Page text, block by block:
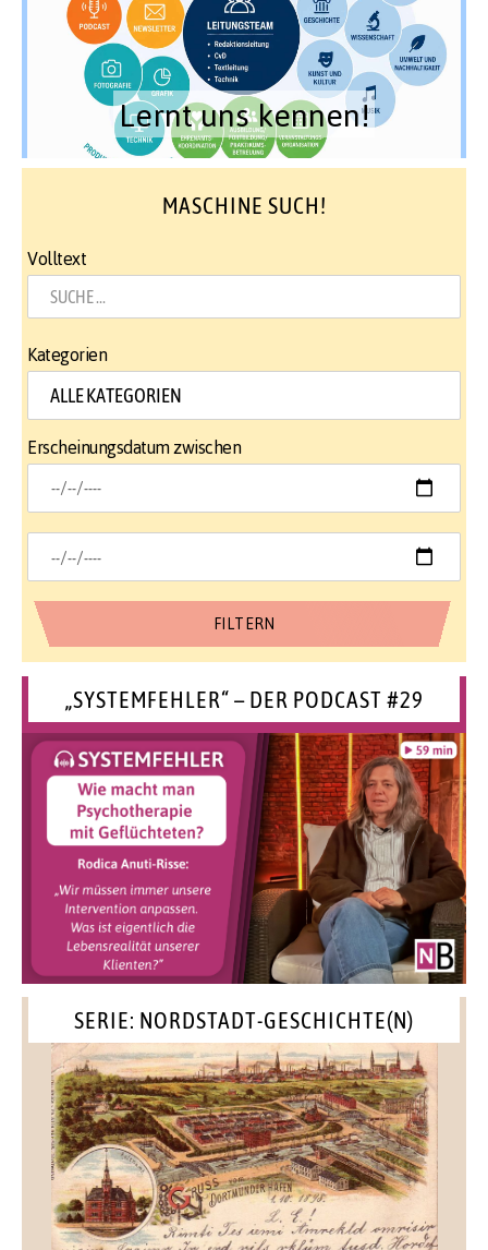
Lernt uns kennen!
MASCHINE SUCH!
Volltext
Kategorien
Erscheinungsdatum zwischen
„SYSTEMFEHLER“ – DER PODCAST #29
SERIE: NORDSTADT-GESCHICHTE(N)